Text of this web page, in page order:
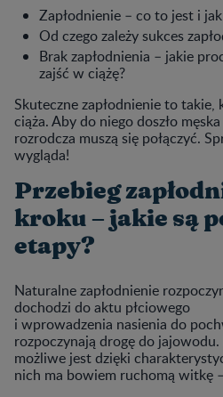
Zapłodnienie – co to jest i
Od czego zależy sukces
Brak zapłodnienia – jakie
zajść w ciążę?
Skuteczne zapłodnienie to
ciąża. Aby do niego doszło
rozrodcza muszą się połączyć.
wygląda!
Przebieg
kroku – jakie są
etapy?
Naturalne zapłodnienie
dochodzi do aktu płciowego
i wprowadzenia nasienia do
rozpoczynają drogę do
możliwe jest dzięki
nich ma bowiem ruchomą witkę